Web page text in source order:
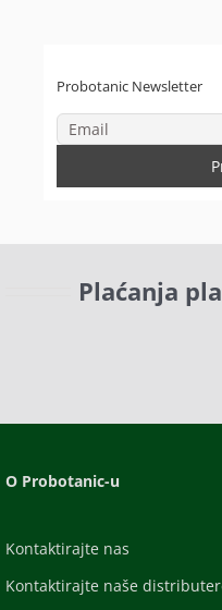
Probotanic Newsletter
Plaćanja
O Probotanic-u
Kontaktirajte nas
Kontaktirajte naše